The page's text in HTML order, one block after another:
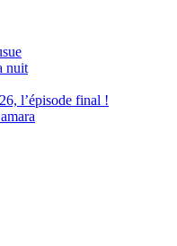
nuit
l’épisode final !